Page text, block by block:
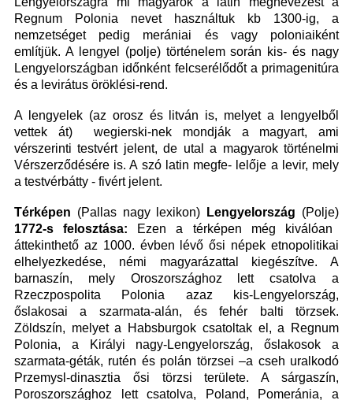
Regnum Polonia nevet használtuk kb 1300-ig, a
nemzetséget pedig merániai és vagy poloniaiként
említjük. A lengyel (polje) történelem során kis- és nagy
Lengyelországban időnként felcserélődőt a primagenitúra
és a levirátus öröklési-rend.
A lengyelek (az orosz és litván is, melyet a lengyelből
vettek át) wegierski-nek mondják a magyart, ami
vérszerinti testvért jelent, de utal a magyarok történelmi
Vérszerződésére is. A szó latin megfe- lelője a levir, mely
a testvérbátty - fivért jelent.
Térképen (Pallas nagy lexikon) Lengyelország (Polje)
1772-s felosztása: Ezen a térképen még kiválóan
áttekinthető az 1000. évben lévő ősi népek etnopolitikai
elhelyezkedése, némi magyarázattal kiegészítve. A
barnaszín, mely Oroszországhoz lett csatolva a
Rzeczpospolita Polonia azaz kis-Lengyelország,
őslakosai a szarmata-alán, és fehér balti törzsek.
Zöldszín, melyet a Habsburgok csatoltak el, a Regnum
Polonia, a Királyi nagy-Lengyelország, őslakosok a
szarmata-géták, rutén és polán törzsei –a cseh uralkodó
Przemysl-dinasztia ősi törzsi területe. A sárgaszín,
Poroszországhoz lett csatolva, Poland, Pomeránia, a